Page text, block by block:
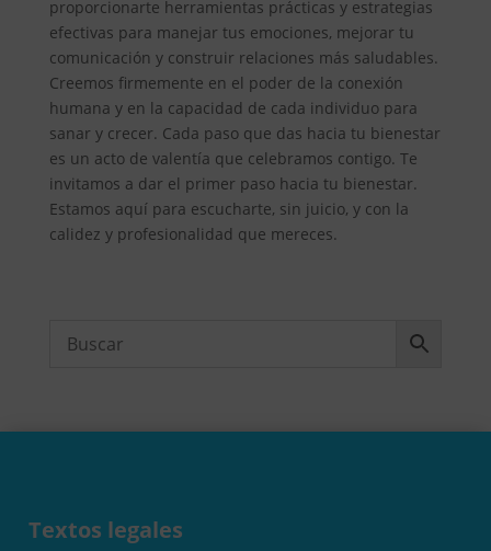
proporcionarte herramientas prácticas y estrategias
efectivas para manejar tus emociones, mejorar tu
comunicación y construir relaciones más saludables.
Creemos firmemente en el poder de la conexión
humana y en la capacidad de cada individuo para
sanar y crecer. Cada paso que das hacia tu bienestar
es un acto de valentía que celebramos contigo. Te
invitamos a dar el primer paso hacia tu bienestar.
Estamos aquí para escucharte, sin juicio, y con la
calidez y profesionalidad que mereces.
Textos legales